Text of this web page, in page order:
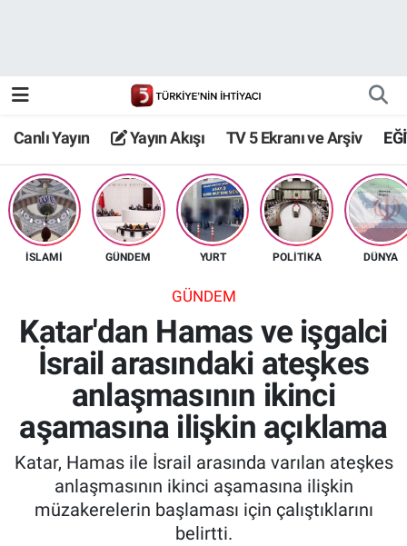
Canlı Yayın Yayın Akışı TV 5 Ekranı ve Arşiv
İSLAMİ GÜNDEM YURT POLİTİKA DÜNYA
GÜNDEM
Katar'dan Hamas ve işgalci
İsrail arasındaki ateşkes
anlaşmasının ikinci
aşamasına ilişkin açıklama
Katar, Hamas ile İsrail arasında varılan ateşkes
anlaşmasının ikinci aşamasına ilişkin
müzakerelerin başlaması için çalıştıklarını
belirtti.
TV 5 Ekranı ve Arşiv